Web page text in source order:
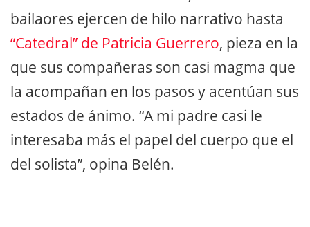
bailaores ejercen de hilo narrativo hasta
“Catedral” de Patricia Guerrero, pieza en la
que sus compañeras son casi magma que
la acompañan en los pasos y acentúan sus
estados de ánimo. “A mi padre casi le
interesaba más el papel del cuerpo que el
del solista”, opina Belén.